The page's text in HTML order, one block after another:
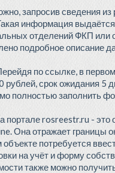
запросив сведения
информация
отделений ФКП
подробное описание
по ссылке, в
рублей, срок ожидания
полностью заполнить
портале rosreestr.ru -
Она отражает границы
объекте потребуется
на учёт и форму
также можно